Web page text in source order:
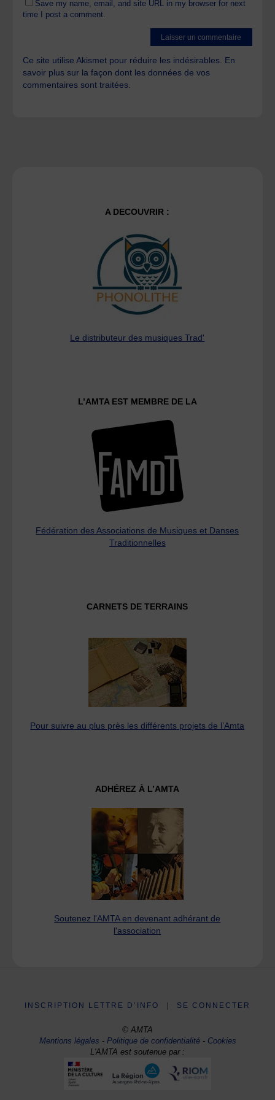
Save my name, email, and site URL in my browser for next
time I post a comment.
Ce site utilise Akismet pour réduire les indésirables. En
savoir plus sur la façon dont les données de vos
commentaires sont traitées
A DECOUVRIR :
Le distributeur des musiques Trad'
L’AMTA EST MEMBRE DE LA
Fédération des Associations de Musiques et Danses
Traditionnelles
CARNETS DE TERRAINS
Pour suivre au plus près les différents projets de l’Amta
ADHÉREZ À L’AMTA
Soutenez l'AMTA en devenant adhérant de
l'association
INSCRIPTION LETTRE D’INFO SE CONNECTER
© AMTA
Mentions légales -Politique de confidentialité- Cookies
L'AMTA est soutenue par :